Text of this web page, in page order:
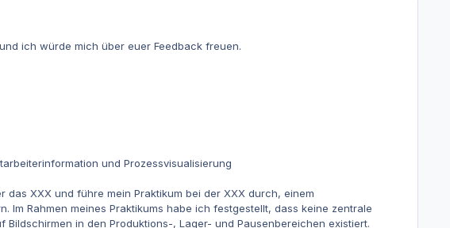
ich würde mich über euer Feedback freuen.
und Prozessvisualisierung
XXX und führe mein Praktikum bei der XXX durch, einem
Im Rahmen meines Praktikums habe ich festgestellt, dass keine zentrale
in den Produktions-, Lager- und Pausenbereichen existiert.